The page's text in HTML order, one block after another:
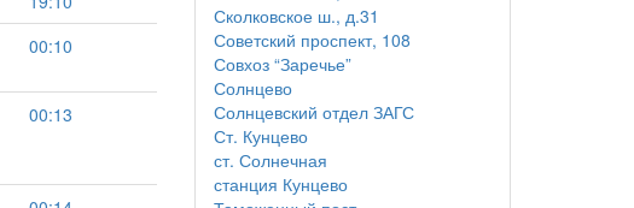
00:10
00:13
Сколковское ш., д.31
Советский проспект, 108
Совхоз “Заречье”
Солнцево
Солнцевский отдел ЗАГС
Ст. Кунцево
ст. Солнечная
станция Кунцево